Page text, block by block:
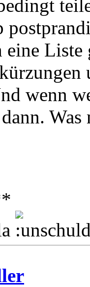
eine
wenn
Was